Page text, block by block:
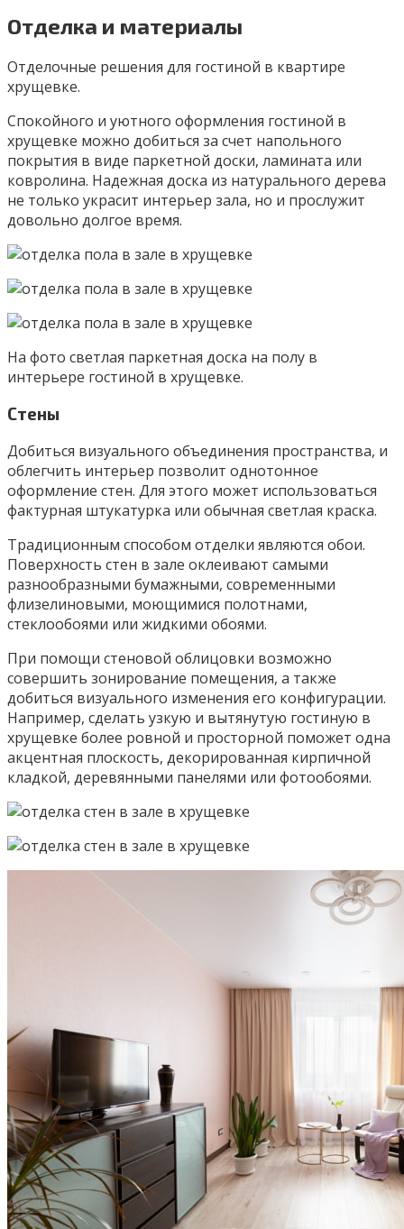
Отделка и материалы
Отделочные решения для гостиной в квартире
хрущевке.
Спокойного и уютного оформления гостиной в
хрущевке можно добиться за счет напольного
покрытия в виде паркетной доски, ламината или
ковролина. Надежная доска из натурального дерева
не только украсит интерьер зала, но и прослужит
довольно долгое время.
На фото светлая паркетная доска на полу в
интерьере гостиной в хрущевке.
Стены
Добиться визуального объединения пространства, и
облегчить интерьер позволит однотонное
оформление стен. Для этого может использоваться
фактурная штукатурка или обычная светлая краска.
Традиционным способом отделки являются обои.
Поверхность стен в зале оклеивают самыми
разнообразными бумажными, современными
флизелиновыми, моющимися полотнами,
стеклообоями или жидкими обоями.
При помощи стеновой облицовки возможно
совершить зонирование помещения, а также
добиться визуального изменения его конфигурации.
Например, сделать узкую и вытянутую гостиную в
хрущевке более ровной и просторной поможет одна
акцентная плоскость, декорированная кирпичной
кладкой, деревянными панелями или фотообоями.